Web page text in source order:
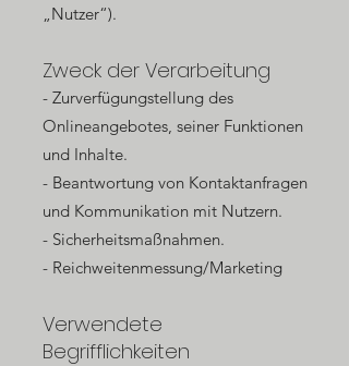
„Nutzer“).
Zweck der Verarbeitung
- Zurverfügungstellung des
Onlineangebotes, seiner Funktionen
und Inhalte.
- Beantwortung von Kontaktanfragen
und Kommunikation mit Nutzern.
- Sicherheitsmaßnahmen.
- Reichweitenmessung/Marketing
Verwendete
Begrifflichkeiten